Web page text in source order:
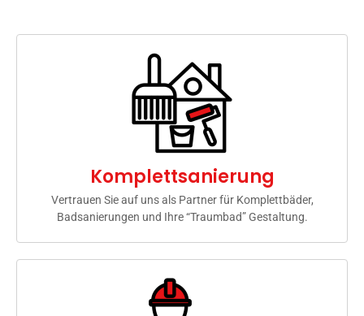
Komplettsanierung
Vertrauen Sie auf uns als Partner für Komplettbäder,
Badsanierungen und Ihre “Traumbad” Gestaltung.